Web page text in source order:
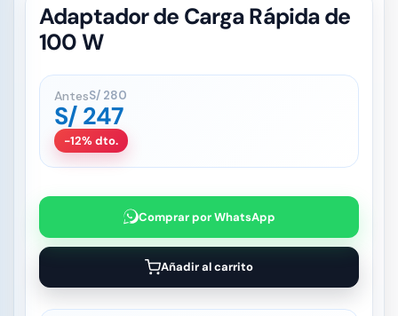
Adaptador de Carga Rápida de
100 W
AntesS/ 280
S/ 247
-12% dto.
Comprar por WhatsApp
Añadir al carrito